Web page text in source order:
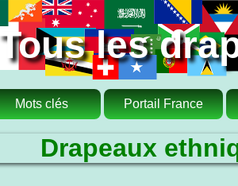
Tous les
Mots clés Portail France
Drapeaux